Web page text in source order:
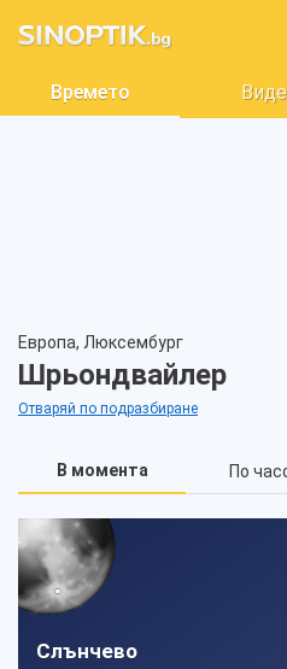
Времето
Европа, Люксембург
Шрьондвайлер
Отваряй по подразбиране
В момента По
Слънчево